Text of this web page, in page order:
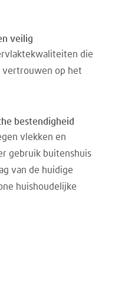
veilig
die
vertrouwen op het
bestendigheid
vlekken en
gebruik buitenshuis
van de huidige
huishoudelijke